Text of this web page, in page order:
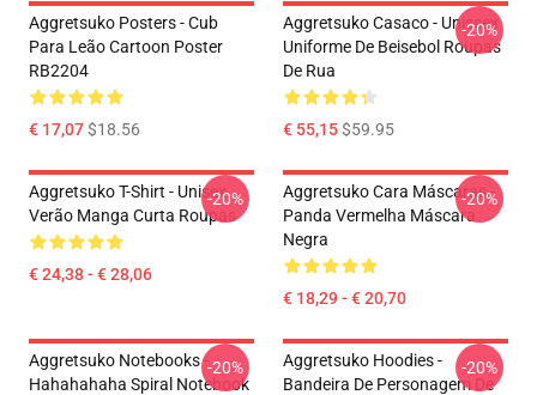
Aggretsuko Posters - Cub
Para Leão Cartoon Poster
RB2204
€ 17,07$18.56
Aggretsuko Casaco - Unissex
Uniforme De Beisebol Roupas
De Rua
€ 55,15$59.95
-20%
Aggretsuko T-Shirt - Unisex
Verão Manga Curta Roupas
€ 24,38 - € 28,06
-20%
Aggretsuko Cara Máscaras -
Panda Vermelha Máscara
Negra
€ 18,29 - € 20,70
-20%
Aggretsuko Notebooks -
Hahahahaha Spiral Notebook
-20%
Aggretsuko Hoodies -
Bandeira De Personagem De
-20%